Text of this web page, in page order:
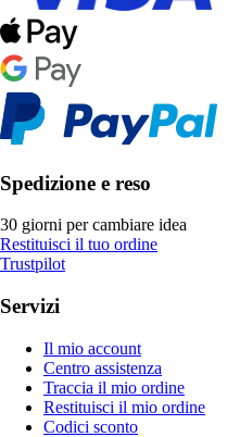
Spedizione e reso
30 giorni per cambiare idea
Restituisci il tuo ordine
Trustpilot
Servizi
Il mio account
Centro assistenza
Traccia il mio ordine
Restituisci il mio ordine
Codici sconto